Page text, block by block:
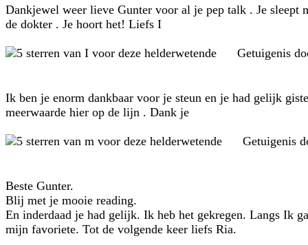
Dankjewel weer lieve Gunter voor al je pep talk . Je sleept
de dokter . Je hoort het! Liefs I
Getuigenis
Ik ben je enorm dankbaar voor je steun en je had gelijk
meerwaarde hier op de lijn . Dank je
Getuigenis
Beste Gunter.
Blij met je mooie reading.
En inderdaad je had gelijk. Ik heb het gekregen. Langs Ik
mijn favoriete. Tot de volgende keer liefs Ria.